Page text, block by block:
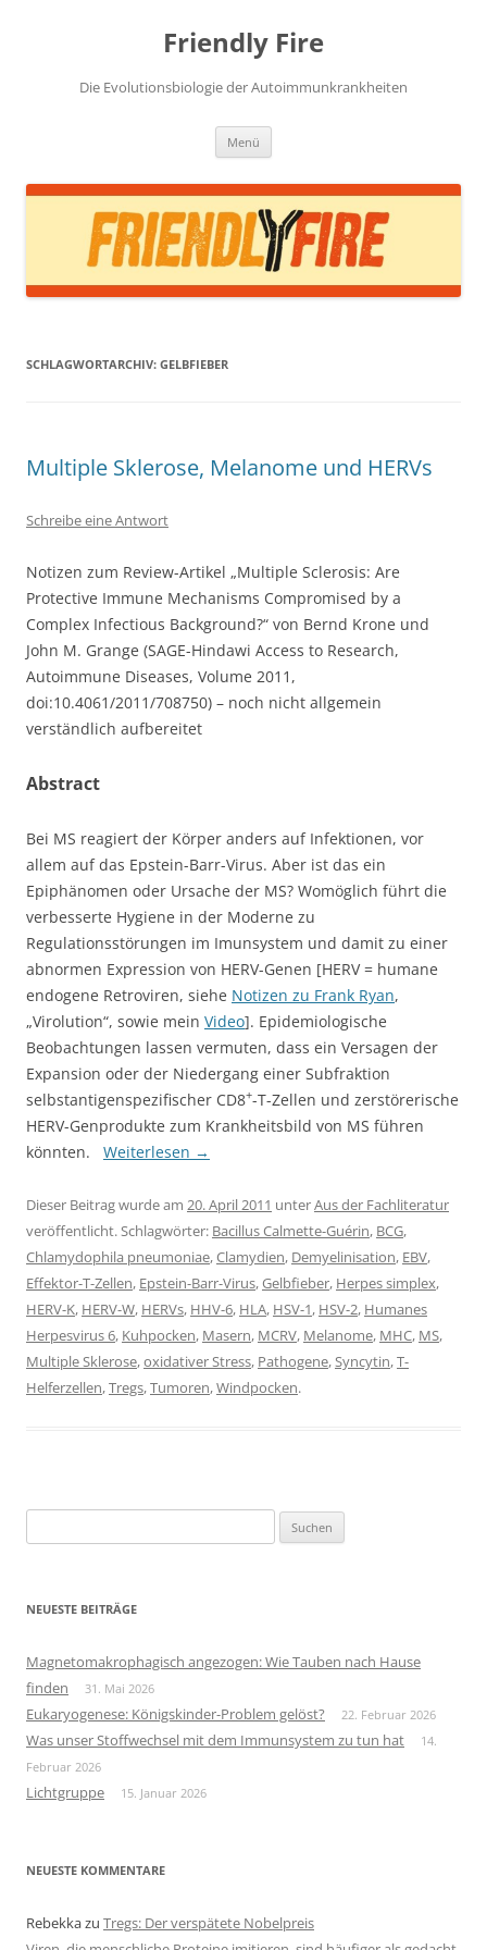
Friendly Fire
Die Evolutionsbiologie der Autoimmunkrankheiten
Menü
SCHLAGWORTARCHIV: GELBFIEBER
Multiple Sklerose, Melanome und HERVs
Schreibe eine Antwort
Notizen zum Review-Artikel „Multiple Sclerosis: Are
Protective Immune Mechanisms Compromised by a
Complex Infectious Background?“ von Bernd Krone und
John M. Grange (SAGE-Hindawi Access to Research,
Autoimmune Diseases, Volume 2011,
doi:10.4061/2011/708750) – noch nicht allgemein
verständlich aufbereitet
Abstract
Bei MS reagiert der Körper anders auf Infektionen, vor
allem auf das Epstein-Barr-Virus. Aber ist das ein
Epiphänomen oder Ursache der MS? Womöglich führt die
verbesserte Hygiene in der Moderne zu
Regulationsstörungen im Imunsystem und damit zu einer
abnormen Expression von HERV-Genen [HERV = humane
endogene Retroviren, siehe Notizen zu Frank Ryan,
„Virolution“, sowie mein Video]. Epidemiologische
Beobachtungen lassen vermuten, dass ein Versagen der
Expansion oder der Niedergang einer Subfraktion
selbstantigenspezifischer CD8+-T-Zellen und zerstörerische
HERV-Genprodukte zum Krankheitsbild von MS führen
könnten. Weiterlesen →
Dieser Beitrag wurde am 20. April 2011 unterAus der Fachliteratur
veröffentlicht. Schlagwörter: Bacillus Calmette-Guérin, BCG,
Chlamydophila pneumoniae,Clamydien, Demyelinisation, EBV,
Effektor-T-Zellen, Epstein-Barr-Virus,Gelbfieber, Herpes simplex,
HERV-K, HERV-W, HERVs, HHV-6, HLA, HSV-1, HSV-2, Humanes
Herpesvirus 6, Kuhpocken, Masern, MCRV, Melanome, MHC, MS,
Multiple Sklerose,oxidativer Stress, Pathogene,Syncytin,T-
Helferzellen,Tregs,Tumoren,Windpocken.
nach:
NEUESTE BEITRÄGE
Magnetomakrophagisch angezogen: Wie Tauben nach Hause
finden
31. Mai 2026
Eukaryogenese: Königskinder-Problem gelöst? 22. Februar 2026
Was unser Stoffwechsel mit dem Immunsystem zu tun hat
14.
Februar 2026
Lichtgruppe 15. Januar 2026
NEUESTE KOMMENTARE
Rebekkazu Tregs: Der verspätete Nobelpreis